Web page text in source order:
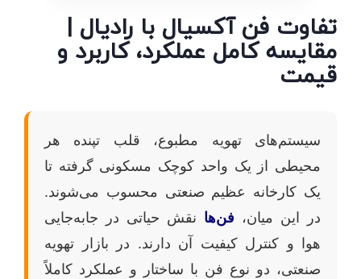
تفاوت فن آکسیال با رادیال |
مقایسه کامل عملکرد، کاربرد و
قیمت
سیستم‌های تهویه مطبوع، قلب تپنده هر
محیطی از یک واحد کوچک مسکونی گرفته تا
یک کارخانه عظیم صنعتی محسوب می‌شوند.
در این میان، فن‌ها نقش حیاتی در جابه‌جایی
هوا و کنترل کیفیت آن دارند. در بازار تهویه
صنعتی، دو نوع فن با ساختار و عملکرد کاملاً